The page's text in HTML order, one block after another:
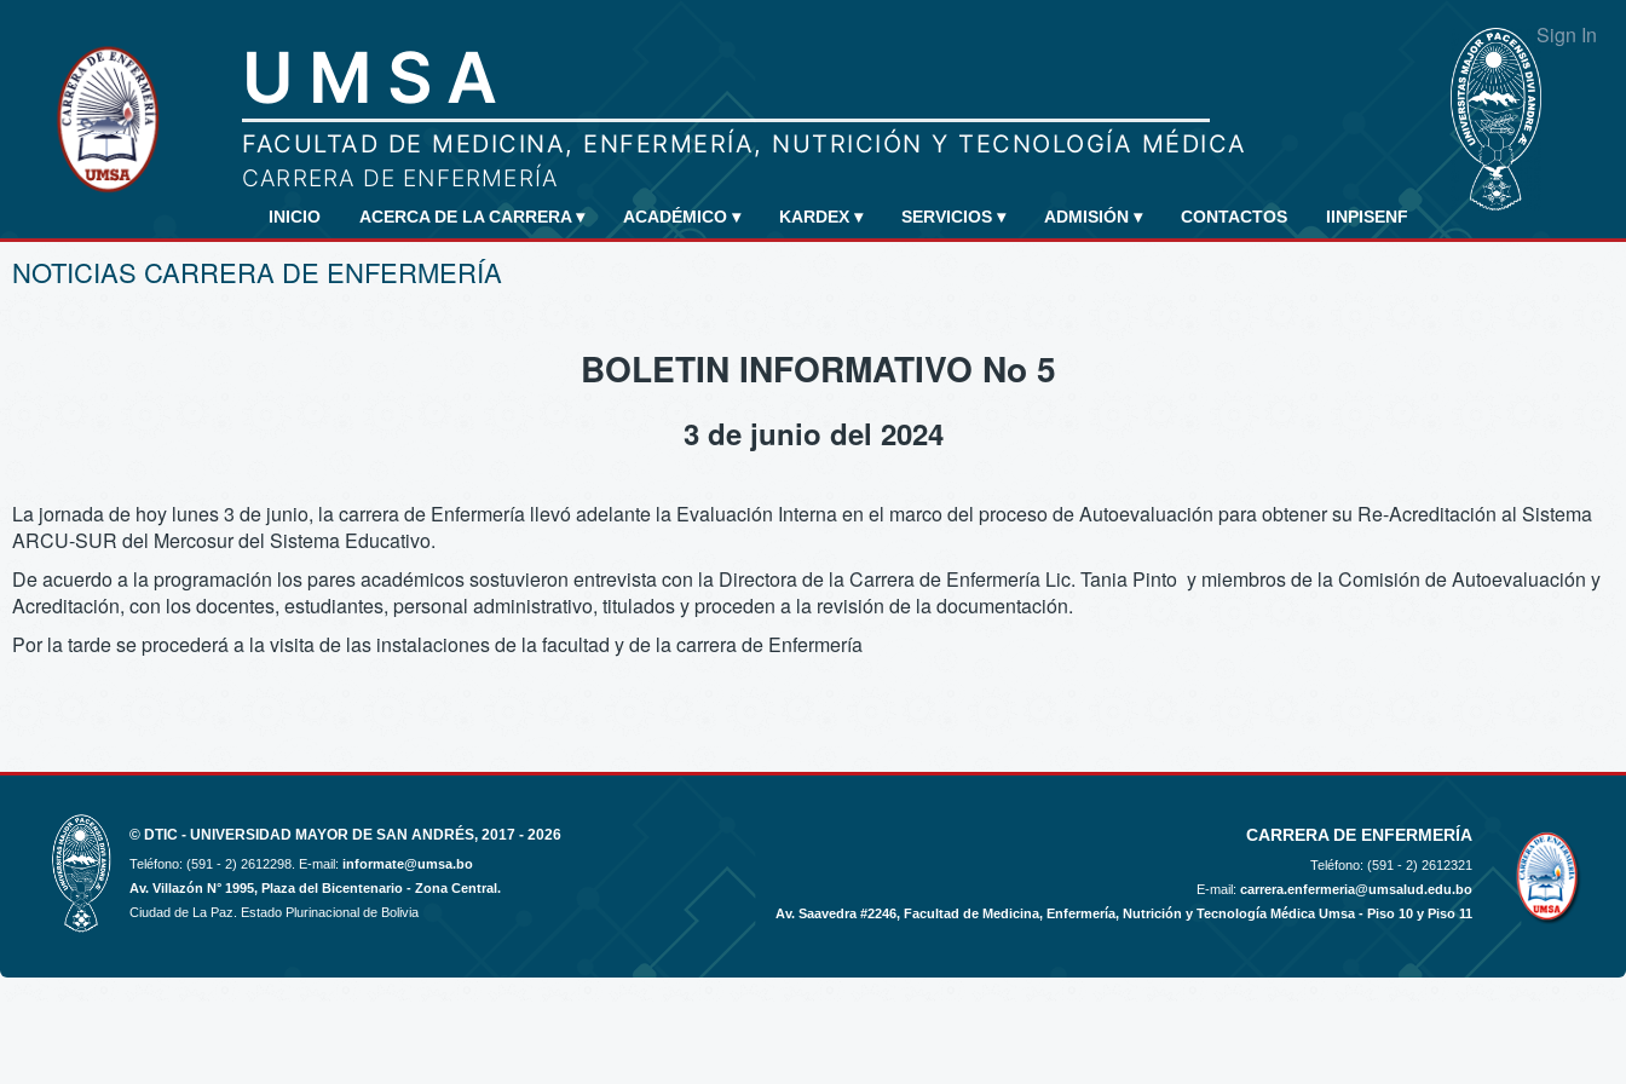
Sign In
INICIO ACERCA DE LA CARRERA▾ ACADÉMICO ▾ KARDEX ▾ SERVICIOS ▾ ADMISIÓN ▾ CONTACTOS IINPISENF
NOTICIAS CARRERA DE ENFERMERÍA
BOLETIN INFORMATIVO No 5
3 de junio del 2024
La jornada de hoy lunes 3 de junio, la carrera de Enfermería llevó adelante la Evaluación Interna en el marco del proceso de Autoevaluación para obtener su Re-Acreditación al Sistema
ARCU-SUR del Mercosur del Sistema Educativo.
De acuerdo a la programación los pares académicos sostuvieron entrevista con la Directora de la Carrera de Enfermería Lic. Tania Pinto y miembros de la Comisión de Autoevaluación y
Acreditación, con los docentes, estudiantes, personal administrativo, titulados y proceden a la revisión de la documentación.
Por la tarde se procederá a la visita de las instalaciones de la facultad y de la carrera de Enfermería
© DTIC - UNIVERSIDAD MAYOR DE SAN ANDRÉS, 2017 - 2026
Teléfono: (591 - 2) 2612298. E-mail: informate@umsa.bo
Av. Villazón N° 1995, Plaza del Bicentenario - Zona Central.
Ciudad de La Paz. Estado Plurinacional de Bolivia
CARRERA DE ENFERMERÍA
Teléfono: (591 - 2) 2612321
E-mail: carrera.enfermeria@umsalud.edu.bo
Av. Saavedra #2246, Facultad de Medicina, Enfermería, Nutrición y Tecnología Médica Umsa - Piso 10 y Piso 11